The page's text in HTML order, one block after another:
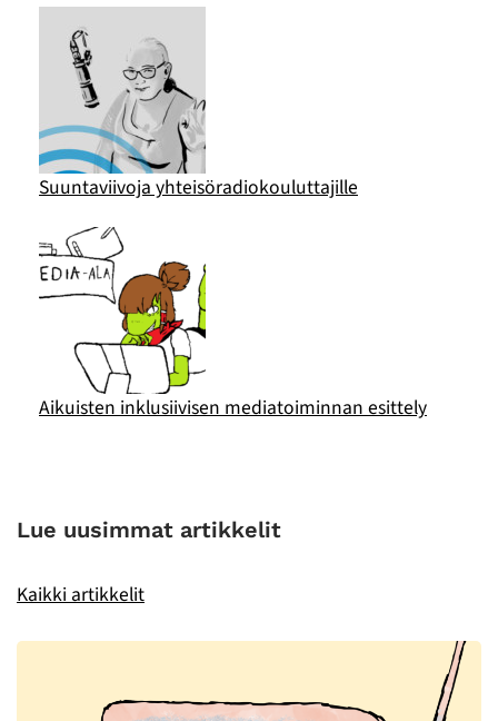
Suuntaviivoja yhteisöradiokouluttajille
Aikuisten inklusiivisen mediatoiminnan esittely
Lue uusimmat artikkelit
Kaikki artikkelit